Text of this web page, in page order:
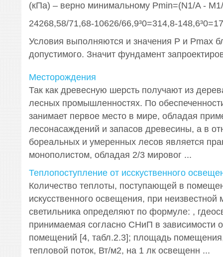
(кПа) – верно минимальному Pmin=(N1/A -
24268,58/71,68-10626/66,9³0=314,8-
Условия выполняются и значения Р и Рmax
допустимого. Значит фундамент
Месторождения
Так как древесную шерсть получают из
лесных промышленностях. По
занимает первое место в мире, обладая
лесонасаждений и запасов древесины, а в
бореальных и умеренных лесов является
монополистом, обладая 2/3 мировог ...
Теплопоступление от исскуственного
Количество теплоты, поступающей в
искусственного освещения, при неизвестной
светильника определяют по формуле: ,
принимаемая согласно СНиП в зависимости
помещений [4, табл.2.3]; площадь
тепловой поток, Вт/м2, на 1 лк освещенн ...